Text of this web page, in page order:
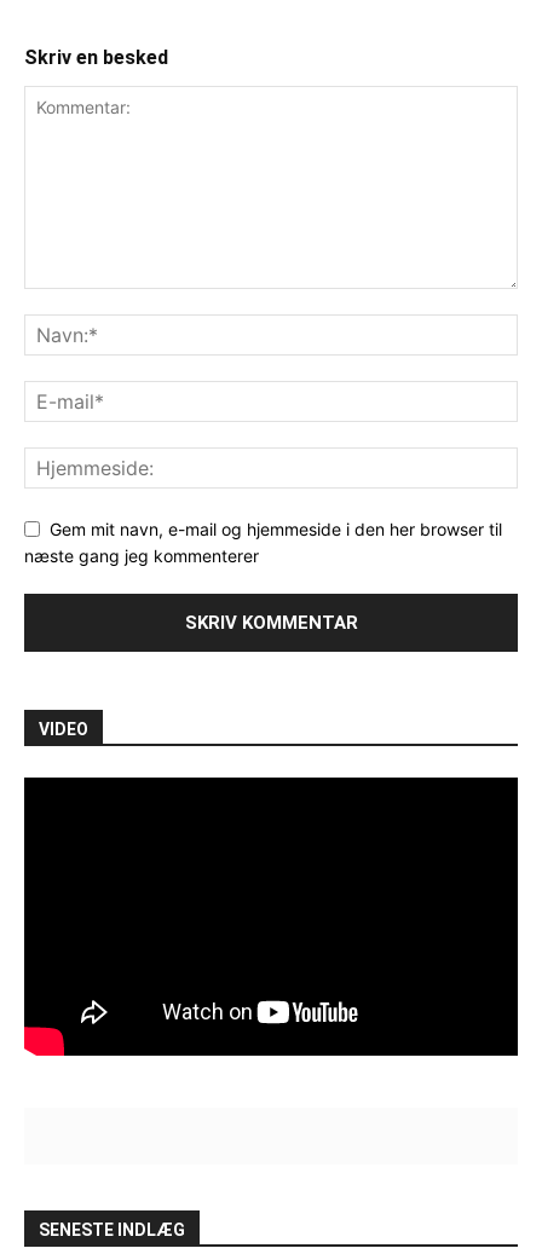
Skriv en besked
Gem mit navn, e-mail og hjemmeside i den her browser til
næste gang jeg kommenterer
VIDEO
SENESTE INDLÆG